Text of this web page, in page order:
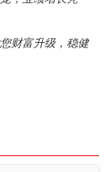
财富升级，稳健